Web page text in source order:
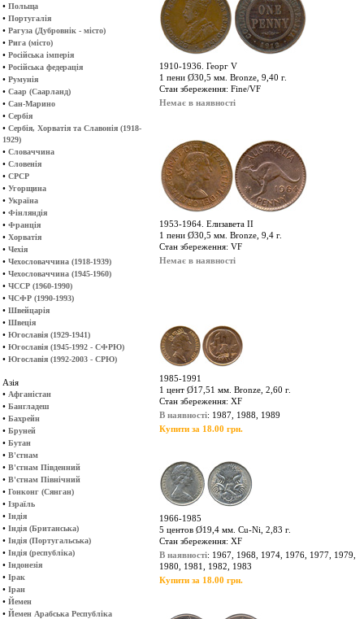
• Польща
• Португалія
• Рагуза (Дубровнік - місто)
• Рига (місто)
• Російська імперія
• Російська федерація
• Румунія
• Саар (Саарланд)
• Сан-Марино
• Сербія
• Сербія, Хорватія та Славонія (1918-
1929)
• Словаччина
• Словенія
• СРСР
• Угорщина
• Україна
• Фінляндія
• Франція
• Хорватія
• Чехія
• Чехословаччина (1918-1939)
• Чехословаччина (1945-1960)
• ЧССР (1960-1990)
• ЧСФР (1990-1993)
• Швейцарія
• Швеція
• Югославія (1929-1941)
• Югославія (1945-1992 - СФРЮ)
• Югославія (1992-2003 - СРЮ)
Азія
• Афганістан
• Бангладеш
• Бахрейн
• Бруней
• Бутан
• В'єтнам
• В'єтнам Південний
• В'єтнам Північний
• Гонконг (Сянган)
• Ізраїль
• Індія
• Індія (Британська)
• Індія (Португальська)
• Індія (республіка)
• Індонезія
• Ірак
• Іран
• Йемен
• Йемен Арабська Республіка
1910-1936. Георг V
1 пени Ø30,5 мм. Bronze, 9,40 г.
Стан збереження: Fine/VF
Немає в наявності
1953-1964. Елизавета ІІ
1 пени Ø30,5 мм. Bronze, 9,4 г.
Стан збереження: VF
Немає в наявності
1985-1991
1 цент Ø17,51 мм. Bronze, 2,60 г.
Стан збереження: XF
В наявності: 1987, 1988, 1989
Купити за 18.00 грн.
1966-1985
5 центов Ø19,4 мм. Cu-Ni, 2,83 г.
Стан збереження: XF
В наявності: 1967, 1968, 1974, 1976, 1977, 1979,
1980, 1981, 1982, 1983
Купити за 18.00 грн.